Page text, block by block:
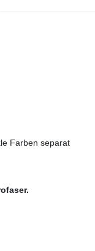
Farben separat